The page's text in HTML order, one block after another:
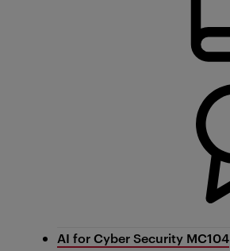
AI for Cyber Security MC104